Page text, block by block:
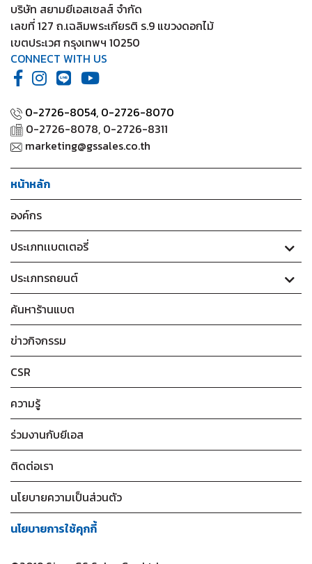
บริษัท สยามยีเอสเซลส์ จำกัด
เลขที่ 127 ถ.เฉลิมพระเกียรติ ร.9 แขวงดอกไม้
เขตประเวศ กรุงเทพฯ 10250
CONNECT WITH US
0-2726-8054, 0-2726-8070
0-2726-8078, 0-2726-8311
marketing@gssales.co.th
หน้าหลัก
องค์กร
ประเภทเเบตเตอรี่
ประเภทรถยนต์
ค้นหาร้านแบต
ข่าวกิจกรรม
CSR
ความรู้
ร่วมงานกับยีเอส
ติดต่อเรา
นโยบายความเป็นส่วนตัว
นโยบายการใช้คุกกี้